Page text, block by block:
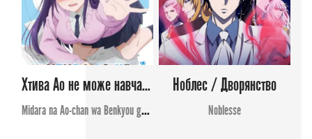
Хтива Ао не може навчатись
Midara na Ao-chan wa Benkyou ga Dekinai
Ноблес / Дворянство
Noblesse